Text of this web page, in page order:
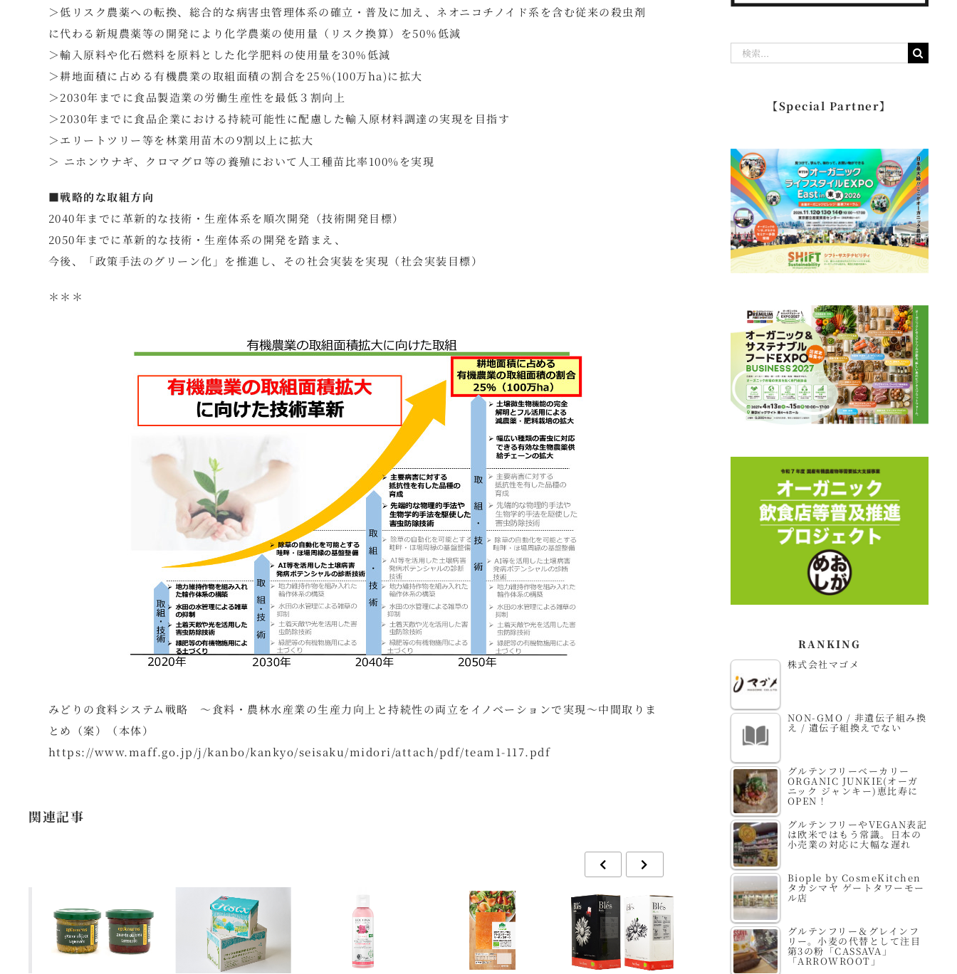
＞低リスク農薬への転換、総合的な病害虫管理体系の確立・普及に加え、ネオニコチノイド系を含む従来の殺虫剤
に代わる新規農薬等の開発により化学農薬の使用量（リスク換算）を50％低減
＞輸入原料や化石燃料を原料とした化学肥料の使用量を30％低減
＞耕地面積に占める有機農業の取組面積の割合を25％(100万ha)に拡大
＞2030年までに食品製造業の労働生産性を最低３割向上
＞2030年までに食品企業における持続可能性に配慮した輸入原材料調達の実現を目指す
＞エリートツリー等を林業用苗木の9割以上に拡大
＞ ニホンウナギ、クロマグロ等の養殖において人工種苗比率100%を実現
■戦略的な取組方向
2040年までに革新的な技術・生産体系を順次開発（技術開発目標）
2050年までに革新的な技術・生産体系の開発を踏まえ、
今後、「政策手法のグリーン化」を推進し、その社会実装を実現（社会実装目標）
＊＊＊
みどりの食料システム戦略 ～食料・農林水産業の生産力向上と持続性の両立をイノベーションで実現～中間取りま
とめ（案）（本体）
https://www.maff.go.jp/j/kanbo/kankyo/seisaku/midori/attach/pdf/team1-117.pdf
関連記事
【Special Partner】
RANKING
株式会社マゴメ
NON-GMO / 非遺伝子組み換
え / 遺伝子組換えでない
グルテンフリーベーカリー
ORGANIC JUNKIE(オーガ
ニック ジャンキー)恵比寿に
OPEN！
グルテンフリーやVEGAN表記
は欧米ではもう常識。日本の
小売業の対応に大幅な遅れ
Biople by CosmeKitchen
タカシマヤ ゲートタワーモー
ル店
グルテンフリー＆グレインフ
リー。小麦の代替として注目
第3の粉「CASSAVA」
「ARROWROOT」